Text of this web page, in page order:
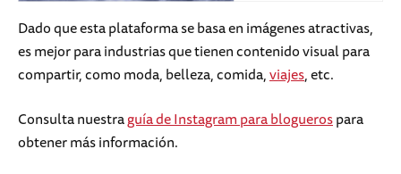
Dado que esta plataforma se basa en imágenes atractivas,
es mejor para industrias que tienen contenido visual para
compartir, como moda, belleza, comida,viajes, etc.
Consulta nuestraguía de Instagram para bloguerospara
obtener más información.